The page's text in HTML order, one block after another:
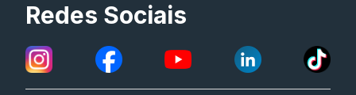
Redes Sociais